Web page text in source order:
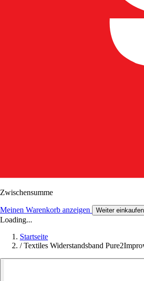
Zwischensumme
Meinen Warenkorb anzeigen Weiter einkaufen
Loading...
Startseite
/ Textiles Widerstandsband